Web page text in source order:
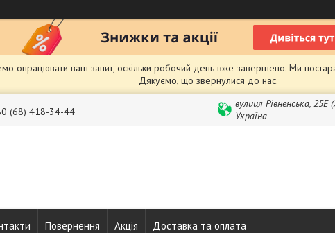
опрацювати ваш запит, оскільки робочий день вже завершено. Ми
Дякуємо, що звернулися до нас.
(68) 418-34-44
вулиця Рівненська,
Україна
Повернення Акція Доставка та оплата